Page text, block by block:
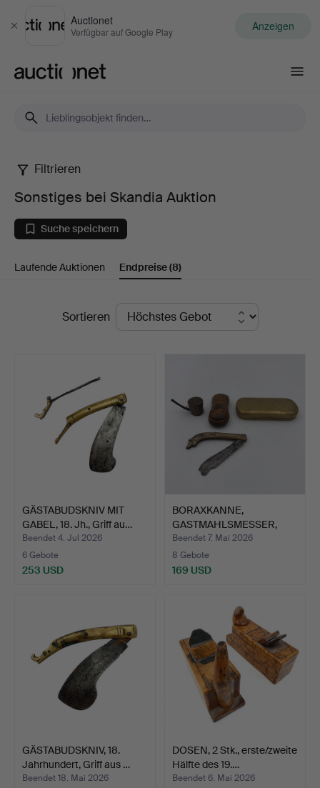
Schließen
Auctionet
Verfügbar auf Google Play Anzeigen
Sonstiges
bei
Skandia
Auktion
Filtrieren
Sonstiges bei Skandia Auktion
Suche speichern
Laufende Auktionen Endpreise(8)
EndpreiseSortieren
GÄSTABUDSKNIV MIT
GABEL, 18. Jh., Griff au…
Beendet 4. Jul 2026
6 Gebote
253 USD
BORAXKANNE,
GASTMAHLSMESSER,
ADERLASSER, K…
Beendet 7. Mai 2026
8 Gebote
169 USD
GÄSTABUDSKNIV, 18.
Jahrhundert, Griff aus …
Beendet 18. Mai 2026
DOSEN, 2 Stk., erste/zweite
Hälfte des 19.…
Beendet 6. Mai 2026